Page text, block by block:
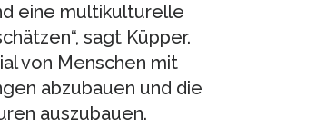
eine multikulturelle
sagt Küpper.
von Menschen mit
abzubauen und die
auszubauen.